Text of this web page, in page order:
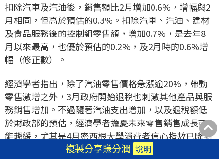
複製分享賺分潤 說明
扣除汽車及汽油後，銷售額比2月增加0.6%，增幅與2
月相同，但高於預估的0.3%。扣除汽車、汽油、建材
及食品服務後的控制組零售額，增加0.7%，是去年8
月以來最高，也優於預估的0.2%，及2月時的0.6%增
幅（修正數）。
經濟學者指出，除了汽油零售價格急漲逾20%，帶動
零售激增之外，3月政府開始退稅也刺激其他產品與服
務銷售增加。不過隨著汽油支出增加，以及退稅額低
於財政部的預估，經濟學者擔憂未來零售銷售成長可
能趨緩，尤其是4月密西根大學消費者信心指數已降到